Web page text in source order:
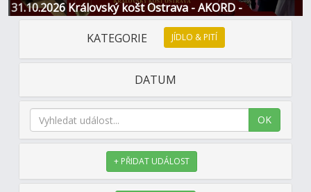
31.10.2026 Královský košt Ostrava - AKORD -
Restaurace a Hotel
KATEGORIE JÍDLO & PITÍ
DATUM
OK
+ PŘIDAT UDÁLOST